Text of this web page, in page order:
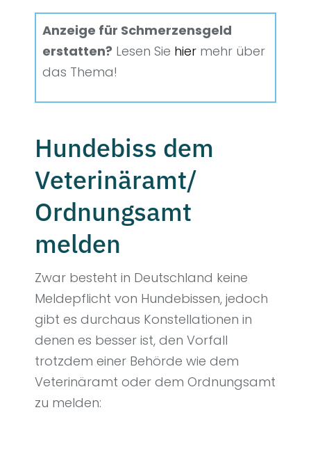
Anzeige für Schmerzensgeld
erstatten? Lesen Sie hier mehr über
das Thema!
Hundebiss dem
Veterinäramt/
Ordnungsamt
melden
Zwar besteht in Deutschland keine
Meldepflicht von Hundebissen, jedoch
gibt es durchaus Konstellationen in
denen es besser ist, den Vorfall
trotzdem einer Behörde wie dem
Veterinäramt oder dem Ordnungsamt
zu melden: